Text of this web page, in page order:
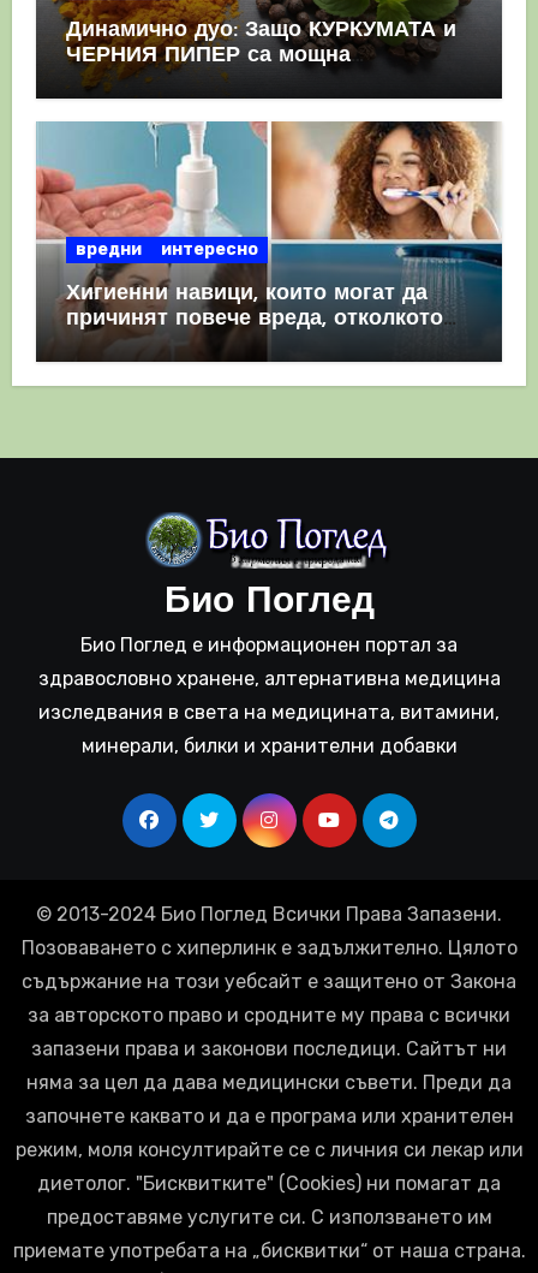
Динамично дуо: Защо КУРКУМАТА и
ЧЕРНИЯ ПИПЕР са мощна
комбинация
вредни интересно
Хигиенни навици, които могат да
причинят повече вреда, отколкото
полза
Био Поглед
Био Поглед е информационен портал за
здравословно хранене, алтернативна медицина
изследвания в света на медицината, витамини,
минерали, билки и хранителни добавки
© 2013-2024 Био Поглед Всички Права Запазени.
Позоваването с хиперлинк е задължително. Цялото
съдържание на този уебсайт е защитено от Закона
за авторското право и сродните му права с всички
запазени права и законови последици. Сайтът ни
няма за цел да дава медицински съвети. Преди да
започнете каквато и да е програма или хранителен
режим, моля консултирайте се с личния си лекар или
диетолог. "Бисквитките" (Cookies) ни помагат да
предоставяме услугите си. С използването им
приемате употребата на „бисквитки“ от наша страна.